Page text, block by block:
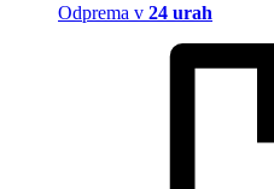
Odprema v 24 urah